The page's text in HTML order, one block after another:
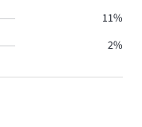
11%
2%